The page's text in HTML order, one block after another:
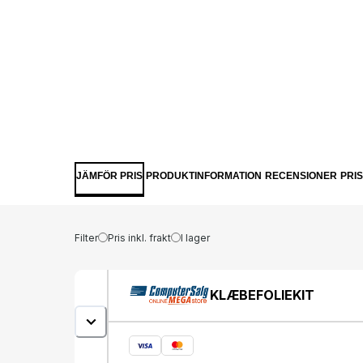
JÄMFÖR PRIS PRODUKTINFORMATION RECENSIONER
Filter Pris inkl. frakt I lager
KLÆBEFOLIEKIT